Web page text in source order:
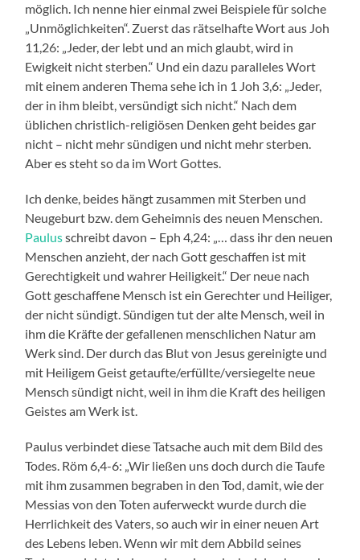
möglich. Ich nenne hier einmal zwei Beispiele für solche
„Unmöglichkeiten“. Zuerst das rätselhafte Wort aus Joh
11,26: „Jeder, der lebt und an mich glaubt, wird in
Ewigkeit nicht sterben.“ Und ein dazu paralleles Wort
mit einem anderen Thema sehe ich in 1 Joh 3,6: „Jeder,
der in ihm bleibt, versündigt sich nicht.“ Nach dem
üblichen christlich-religiösen Denken geht beides gar
nicht – nicht mehr sündigen und nicht mehr sterben.
Aber es steht so da im Wort Gottes.
Ich denke, beides hängt zusammen mit Sterben und
Neugeburt bzw. dem Geheimnis des neuen Menschen.
Paulusschreibt davon – Eph 4,24: „… dass ihr den neuen
Menschen anzieht, der nach Gott geschaffen ist mit
Gerechtigkeit und wahrer Heiligkeit.“ Der neue nach
Gott geschaffene Mensch ist ein Gerechter und Heiliger,
der nicht sündigt. Sündigen tut der alte Mensch, weil in
ihm die Kräfte der gefallenen menschlichen Natur am
Werk sind. Der durch das Blut von Jesus gereinigte und
mit Heiligem Geist getaufte/erfüllte/versiegelte neue
Mensch sündigt nicht, weil in ihm die Kraft des heiligen
Geistes am Werk ist.
Paulus verbindet diese Tatsache auch mit dem Bild des
Todes. Röm 6,4-6: „Wir ließen uns doch durch die Taufe
mit ihm zusammen begraben in den Tod, damit, wie der
Messias von den Toten auferweckt wurde durch die
Herrlichkeit des Vaters, so auch wir in einer neuen Art
des Lebens leben. Wenn wir mit dem Abbild seines